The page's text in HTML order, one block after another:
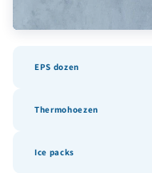
EPS dozen
Thermohoezen
Ice packs